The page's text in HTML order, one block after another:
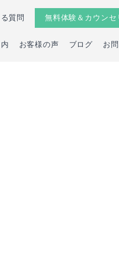
質問 無料体験＆カウンセ
お客様の声 ブログ お